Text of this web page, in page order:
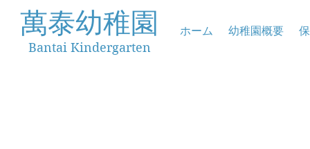
萬泰幼稚園
Bantai Kindergarten
ホーム 幼稚園概要